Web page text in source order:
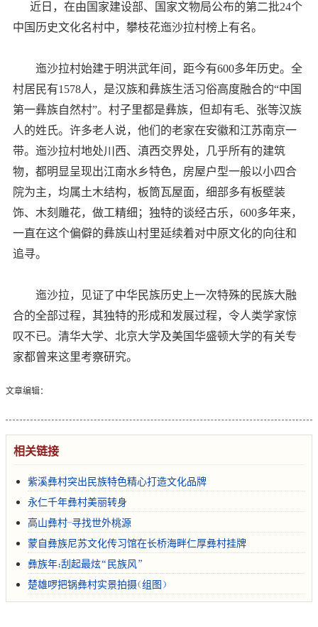
近日，在由国家建设部、国家文物局公布的第二批24个
中国历史文化名村中，攀枝花迤沙拉村榜上有名。
迤沙拉村始建于明洪武年间，距今有600多年历史。全
村居民有1578人，是汉族和彝族生活习俗高度融合的“中国
第一彝族自然村”。村子里都是彝族，但却有毛、张等汉族
人的姓氏。许多老人说，他们的老家在安徽和江苏南京一
带。迤沙拉村地处川西、滇西交界处，几乎所有的建筑
物，都明显呈现出江南水乡特色，房屋户型一般以小四合
院为主，均属土木结构，板筒瓦屋面，细部多有板壁装
饰、木刻雕花，做工精细；独特的谈经古乐，600多年来，
一直在这个偏僻的彝族山村里延续着对中原文化的向往和
追寻。
迤沙拉，见证了中华民族历史上一次特殊的民族大融
合的全部过程，其独特的形成和发展过程，令人类学家惊
叹不已。清华大学、北京大学及美国华盛顿大学的有关专
家都曾来这里考察研究。
文章编辑：
相关链接
紫溪彝村突出民族特色精心打造文化品牌
永仁千年彝村美丽转身
高山彝村-寻找世外桃源
蒙自彝族尼苏文化传习馆在长桥海畔仁厚彝村挂牌
彝族年：刮起最炫“民族风”
楚雄啰把锅彝村实景拍摄（组图）